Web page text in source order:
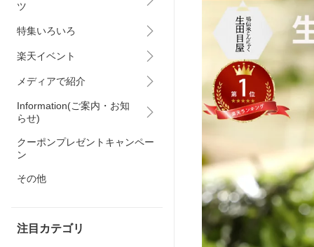
ツ
特集いろいろ
楽天イベント
メディアで紹介
Information(ご案内・お知
らせ)
クーポンプレゼントキャンペー
ン
その他
注目カテゴリ